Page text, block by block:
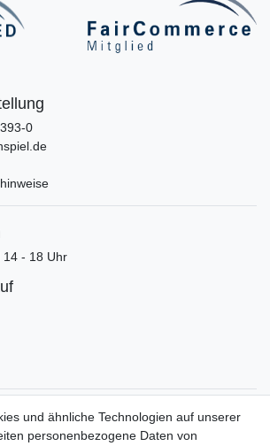
0
14 - 18 Uhr
und ähnliche Technologien auf unserer
personenbezogene Daten von